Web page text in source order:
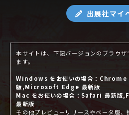
出展社マイ
本サイトは、下記バージョンのブラウ
ます。
Windows をお使いの場合：
版,Microsoft Edge 最新版
Mac をお使いの場合：Safari 最新
最新版
その他プレビューリリースやベータ版